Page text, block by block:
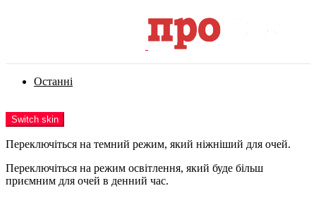
Останні
Switch skin
Переключіться на темний режим, який ніжніший для очей.
Переключіться на режим освітлення, який буде більш
приємним для очей в денний час.